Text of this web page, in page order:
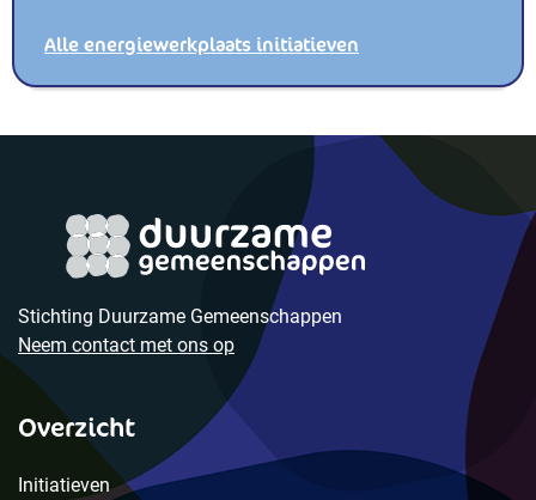
Alle energiewerkplaats initiatieven
Stichting Duurzame Gemeenschappen
Neem contact met ons op
Overzicht
Initiatieven